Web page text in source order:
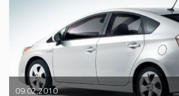
09.02.2010